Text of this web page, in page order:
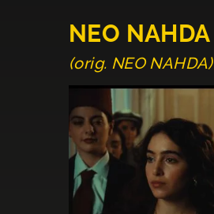
NEO NAHDA
(orig. NEO NAHDA)